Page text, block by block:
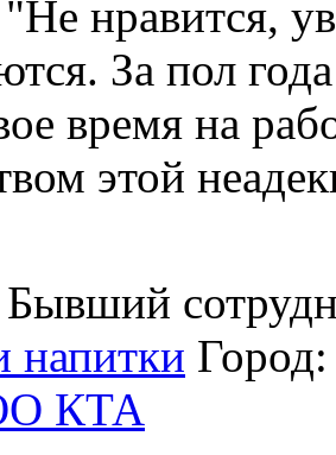
"Не нравится,
За пол
время на
этой
напитки
КТА